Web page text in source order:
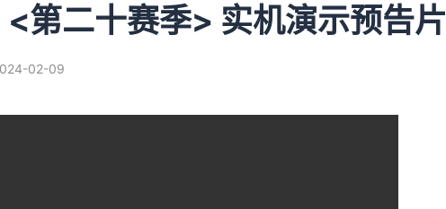
第二十赛季> 实机演示预告片
02-09